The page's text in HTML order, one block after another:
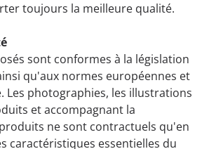
toujours la meilleure qualité.
sont conformes à la législation
qu'aux normes européennes et
Les photographies, les illustrations
et accompagnant la
ne sont contractuels qu'en
caractéristiques essentielles du